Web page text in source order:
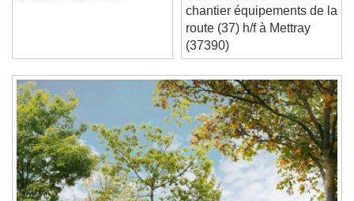
Seek to live, currently behind liveLIVE
Remaining Time-0:00
1x
Playback Rate
Chapters
Chapters
Descriptions
alternance bts - chef de
chantier équipements de la
route (37) h/f à Mettray
(37390)